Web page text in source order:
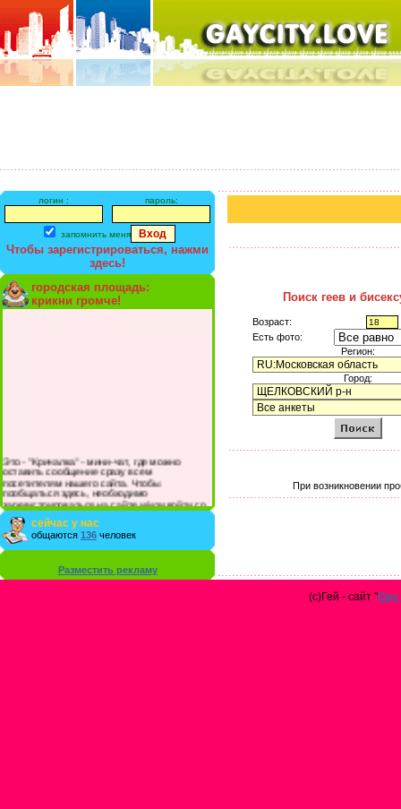
логин : пароль:
запомнить меня
Чтобы зарегистрироваться, нажми
здесь!
городская площадь:
крикни громче!
Это - "Кричалка" - мини-чат, где можно
оставить сообщение сразу всем
посетителям нашего сайта. Чтобы
пообщаться здесь, необходимо
зарегистрироваться на сайте и/или войти со
своими логином и паролем.
сейчас у нас
общаются 136 человек
Разместить рекламу
Поиск геев и
Возраст:
Есть фото:
Регион:
Город:
При возникновении
(с)Гей - сайт "Gay